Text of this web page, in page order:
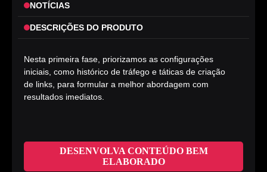
NOTÍCIAS
DESCRIÇÕES DO PRODUTO
Nesta primeira fase, priorizamos as configurações
iniciais, como histórico de tráfego e táticas de criação
de links, para formular a melhor abordagem com
resultados imediatos.
DESENVOLVA CONTEÚDO BEM
ELABORADO